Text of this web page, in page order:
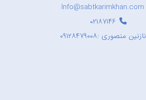
Info@sabtkarimkhan.com
۰۲۱۸۷۱۴۶
نازنین منصوری :۰۹۱۲۸۴۷۹۰۰۸